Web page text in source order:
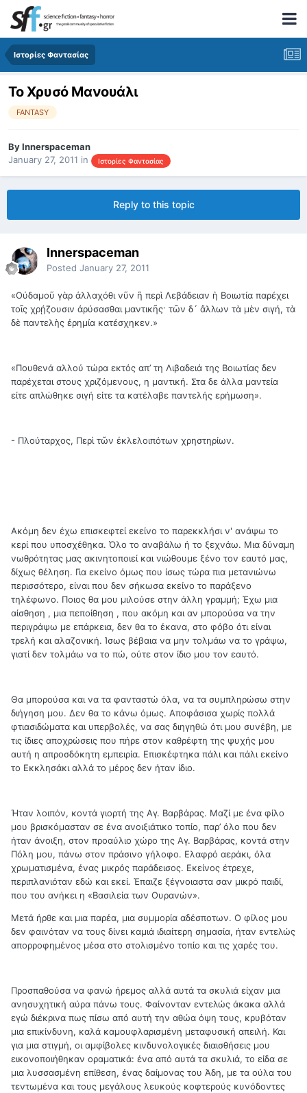
Ιστορίες Φαντασίας
Το Χρυσό Μανουάλι
FANTASY
ByInnerspaceman
January 27, 2011 in Ιστορίες Φαντασίας
Reply to this topic
Innerspaceman
Posted January 27, 2011
«Οὐδαμοῦ γὰρ ἀλλαχόθι νῦν ἢ περὶ Λεβάδειαν ἡ Βοιωτία παρέχει
τοῖς χρῄζουσιν ἀρύσασθαι μαντικῆς· τῶν δ´ ἄλλων τὰ μὲν σιγή, τὰ
δὲ παντελὴς ἐρημία κατέσχηκεν.»
«Πουθενά αλλού τώρα εκτός απ’ τη Λιβαδειά της Βοιωτίας δεν
παρέχεται στους χριζόμενους, η μαντική. Στα δε άλλα μαντεία
είτε απλώθηκε σιγή είτε τα κατέλαβε παντελής ερήμωση».
- Πλούταρχος, Περὶ τῶν ἐκλελοιπότων χρηστηρίων.
Ακόμη δεν έχω επισκεφτεί εκείνο το παρεκκλήσι ν' ανάψω το
κερί που υποσχέθηκα. Όλο το αναβάλω ή το ξεχνάω. Μια δύναμη
νωθρότητας μας ακινητοποιεί και νιώθουμε ξένο τον εαυτό μας,
δίχως θέληση. Για εκείνο όμως που ίσως τώρα πια μετανιώνω
περισσότερο, είναι που δεν σήκωσα εκείνο το παράξενο
τηλέφωνο. Ποιος θα μου μιλούσε στην άλλη γραμμή; Έχω μια
αίσθηση , μια πεποίθηση , που ακόμη και αν μπορούσα να την
περιγράψω με επάρκεια, δεν θα το έκανα, στο φόβο ότι είναι
τρελή και αλαζονική. Ίσως βέβαια να μην τολμάω να το γράψω,
γιατί δεν τολμάω να το πώ, ούτε στον ίδιο μου τον εαυτό.
Θα μπορούσα και να τα φανταστώ όλα, να τα συμπληρώσω στην
διήγηση μου. Δεν θα το κάνω όμως. Αποφάσισα χωρίς πολλά
φτιασιδώματα και υπερβολές, να σας διηγηθώ ότι μου συνέβη, με
τις ίδιες αποχρώσεις που πήρε στον καθρέφτη της ψυχής μου
αυτή η απροσδόκητη εμπειρία. Επισκέφτηκα πάλι και πάλι εκείνο
το Εκκλησάκι αλλά το μέρος δεν ήταν ίδιο.
Ήταν λοιπόν, κοντά γιορτή της Αγ. Βαρβάρας. Μαζί με ένα φίλο
μου βρισκόμασταν σε ένα ανοιξιάτικο τοπίο, παρ’ όλο που δεν
ήταν άνοιξη, στον προαύλιο χώρο της Αγ. Βαρβάρας, κοντά στην
Πόλη μου, πάνω στον πράσινο γήλοφο. Ελαφρό αεράκι, όλα
χρωματισμένα, ένας μικρός παράδεισος. Εκείνος έτρεχε,
περιπλανιόταν εδώ και εκεί. Έπαιζε ξέγνοιαστα σαν μικρό παιδί,
που του ανήκει η «Βασιλεία των Ουρανών».
Μετά ήρθε και μια παρέα, μια συμμορία αδέσποτων. Ο φίλος μου
δεν φαινόταν να τους δίνει καμιά ιδιαίτερη σημασία, ήταν εντελώς
απορροφημένος μέσα στο στολισμένο τοπίο και τις χαρές του.
Προσπαθούσα να φανώ ήρεμος αλλά αυτά τα σκυλιά είχαν μια
ανησυχητική αύρα πάνω τους. Φαίνονταν εντελώς άκακα αλλά
εγώ διέκρινα πως πίσω από αυτή την αθώα όψη τους, κρυβόταν
μια επικίνδυνη, καλά καμουφλαρισμένη μεταφυσική απειλή. Και
για μια στιγμή, οι αμφίβολες κινδυνολογικές διαισθήσεις μου
εικονοποιήθηκαν οραματικά: ένα από αυτά τα σκυλιά, το είδα σε
μια λυσσασμένη επίθεση, ένας δαίμονας του Άδη, με τα ούλα του
τεντωμένα και τoυς μεγάλους λευκούς κοφτερούς κυνόδοντες